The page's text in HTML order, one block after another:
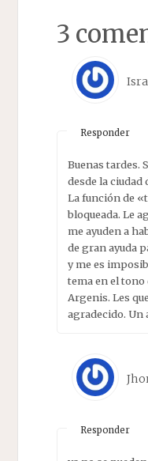
3
Responder
Buenas tardes.
desde la ciudad
La función de
bloqueada. Le
me ayuden a
de gran ayuda
y me es
tema en el
Argenis. Les
agradecido. Un
Responder